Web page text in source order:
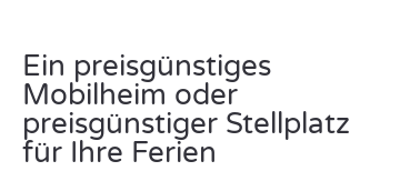
Ein preisgünstiges
Mobilheim oder
preisgünstiger Stellplatz
für Ihre Ferien